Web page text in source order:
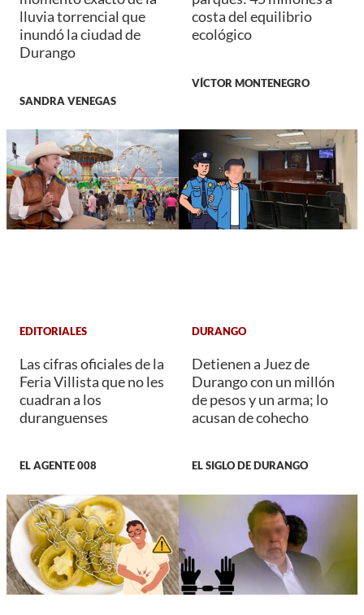
lluvia torrencial que
inundó la ciudad de
Durango
SANDRA VENEGAS
costa del equilibrio
ecológico
VÍCTOR MONTENEGRO
EDITORIALES
Las cifras oficiales de la
Feria Villista que no les
cuadran a los
duranguenses
EL AGENTE 008
DURANGO
Detienen a Juez de
Durango con un millón
de pesos y un arma; lo
acusan de cohecho
EL SIGLO DE DURANGO